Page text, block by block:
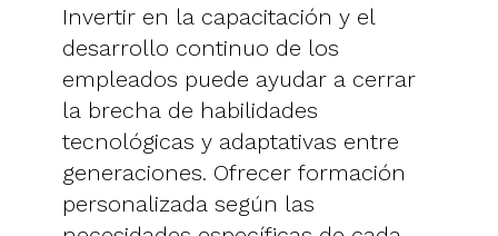
Invertir en la capacitación y el
desarrollo continuo de los
empleados puede ayudar a cerrar
la brecha de habilidades
tecnológicas y adaptativas entre
generaciones. Ofrecer formación
personalizada según las